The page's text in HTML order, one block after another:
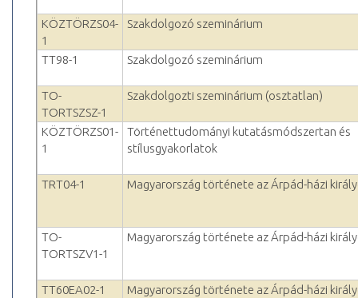
KÖZTÖRZS04-
1
Szakdolgozó szeminárium
TT98-1 Szakdolgozó szeminárium
TO-
TORTSZSZ-1
Szakdolgozti szeminárium (osztatlan)
KÖZTÖRZS01-
1
Történettudományi kutatásmódszertan és
stílusgyakorlatok
TRT04-1 Magyarország története az Árpád-házi
TO-
TORTSZV1-1
Magyarország története az Árpád-házi
TT60EA02-1 Magyarország története az Árpád-házi